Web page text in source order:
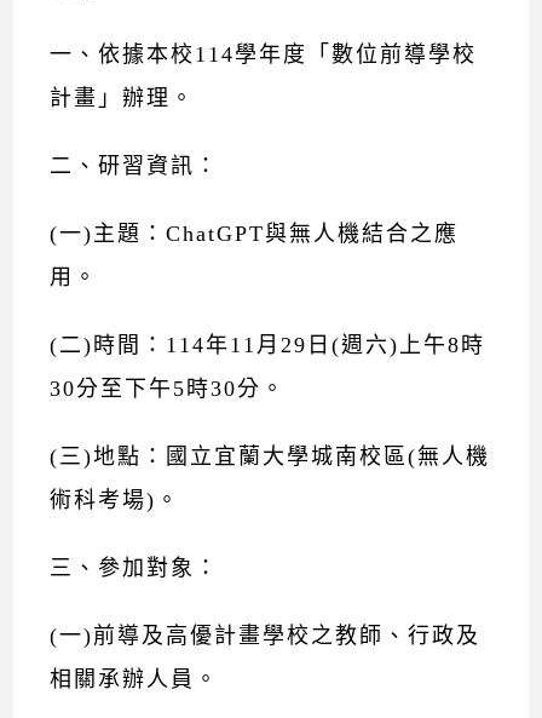
一、依據本校114學年度「數位前導學校
計畫」辦理。
二、研習資訊：
(一)主題：ChatGPT與無人機結合之應
用。
(二)時間：114年11月29日(週六)上午8時
30分至下午5時30分。
(三)地點：國立宜蘭大學城南校區(無人機
術科考場)。
三、參加對象：
(一)前導及高優計畫學校之教師、行政及
相關承辦人員。